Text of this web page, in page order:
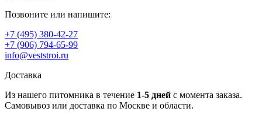
Позвоните или напишите:
+7 (495) 380-42-27
+7 (906) 794-65-99
info@veststroi.ru
Доставка
Из нашего питомника в течение 1‑5 дней с момента заказа.
Самовывоз или доставка по Москве и области.